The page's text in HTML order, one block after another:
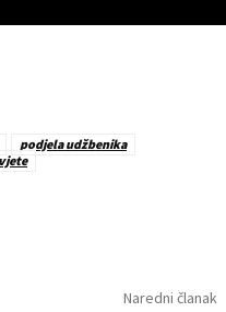
podjela udžbenika
Naredni članak